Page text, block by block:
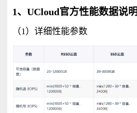
1、UCloud官方性能数据说明
（1）详细性能参数